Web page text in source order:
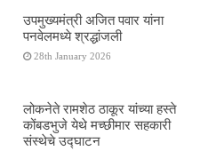
उपमुख्यमंत्री अजित पवार यांना
पनवेलमध्ये श्रद्धांजली
28th January 2026
लोकनेते रामशेठ ठाकूर यांच्या हस्ते
कोंबडभुजे येथे मच्छीमार सहकारी
संस्थेचे उद्घाटन